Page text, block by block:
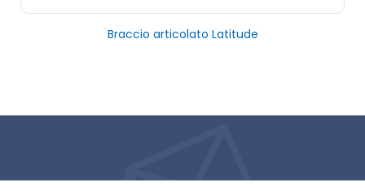
Braccio articolato Latitude